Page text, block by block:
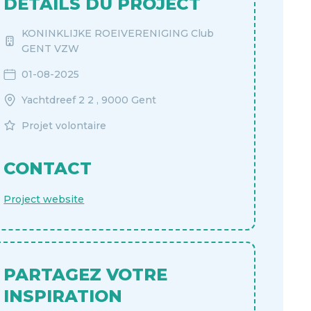
DÉTAILS DU PROJECT
KONINKLIJKE ROEIVERENIGING Club
GENT VZW
01-08-2025
Yachtdreef 2 2 , 9000 Gent
Projet volontaire
CONTACT
Project website
PARTAGEZ VOTRE
INSPIRATION